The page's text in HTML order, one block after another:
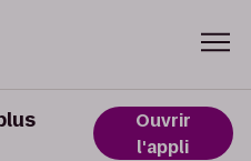
Obtenez
Ouvrir
l'appli